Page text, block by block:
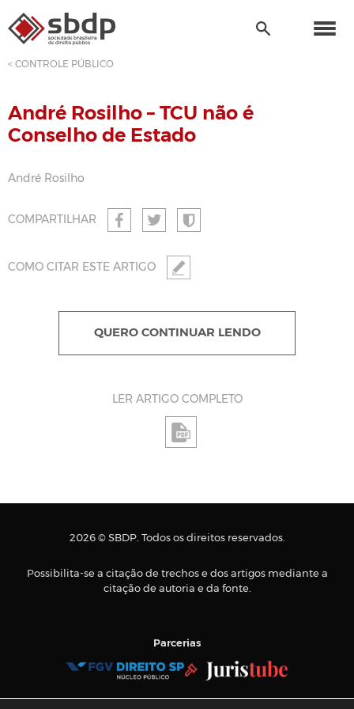
< CONTROLE PÚBLICO
André Rosilho – TCU não é
Conselho de Estado
COMPARTILHAR
André Rosilho
QUERO CONTINUAR LENDO
LER ARTIGO COMPLETO
COMO CITAR ESTE ARTIGO
2026 © SBDP. Todos os direitos reservados.
Possibilita-se a citação de trechos e dos artigos mediante a
citação de autoria e da fonte.
Parcerias